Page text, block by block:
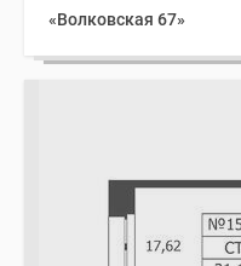
«Волковская 67»